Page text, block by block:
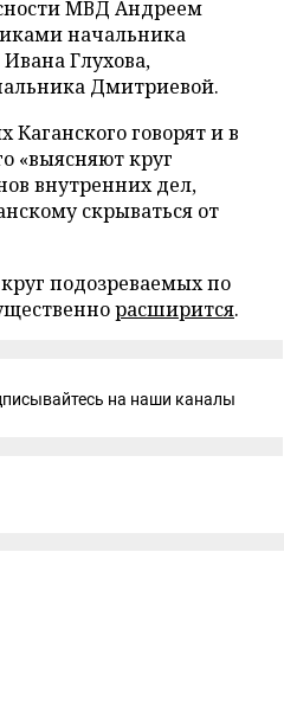
МВД Андреем
начальника
Глухова,
Дмитриевой.
Каганского говорят и в
«выясняют круг
внутренних дел,
скрываться от
подозреваемых по
расширится.
на наши каналы